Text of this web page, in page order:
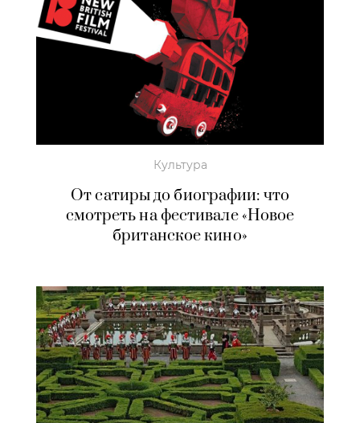
Культура
От сатиры до биографии: что
смотреть на фестивале «Новое
британское кино»